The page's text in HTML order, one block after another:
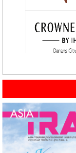
Previous